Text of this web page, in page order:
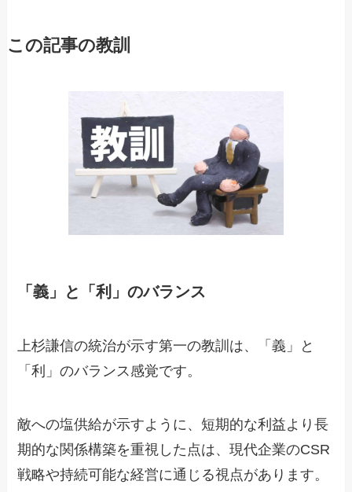
この記事の教訓
「義」と「利」のバランス
上杉謙信の統治が示す第一の教訓は、「義」と
「利」のバランス感覚です。
敵への塩供給が示すように、短期的な利益より長
期的な関係構築を重視した点は、現代企業のCSR
戦略や持続可能な経営に通じる視点があります。